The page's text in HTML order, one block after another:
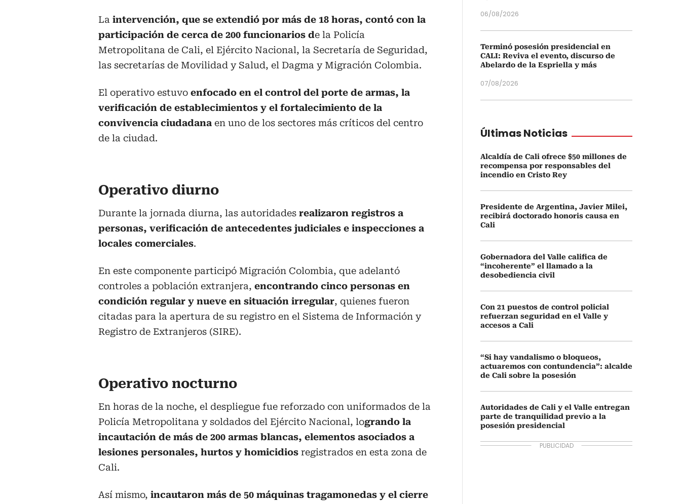
La intervención, que se extendió por más de 18 horas, contó con la
participación de cerca de 200 funcionarios de la Policía
Metropolitana de Cali, el Ejército Nacional, la Secretaría de Seguridad,
las secretarías de Movilidad y Salud, el Dagma y Migración Colombia.
El operativo estuvo enfocado en el control del porte de armas, la
verificación de establecimientos y el fortalecimiento de la
convivencia ciudadana en uno de los sectores más críticos del centro
de la ciudad.
Operativo diurno
Durante la jornada diurna, las autoridades realizaron registros a
personas, verificación de antecedentes judiciales e inspecciones a
locales comerciales.
En este componente participó Migración Colombia, que adelantó
controles a población extranjera, encontrando cinco personas en
condición regular y nueve en situación irregular, quienes fueron
citadas para la apertura de su registro en el Sistema de Información y
Registro de Extranjeros (SIRE).
Operativo nocturno
En horas de la noche, el despliegue fue reforzado con uniformados de la
Policía Metropolitana y soldados del Ejército Nacional, logrando la
incautación de más de 200 armas blancas, elementos asociados a
lesiones personales, hurtos y homicidios registrados en esta zona de
Cali.
Así mismo, incautaron más de 50 máquinas tragamonedas y el cierre
06/08/2026
Terminó posesión presidencial en
CALI: Reviva el evento, discurso de
Abelardo de la Espriella y más
07/08/2026
Últimas Noticias
Alcaldía de Cali ofrece $50 millones de
recompensa por responsables del
incendio en Cristo Rey
Presidente de Argentina, Javier Milei,
recibirá doctorado honoris causa en
Cali
Gobernadora del Valle califica de
“incoherente” el llamado a la
desobediencia civil
Con 21 puestos de control policial
refuerzan seguridad en el Valle y
accesos a Cali
“Si hay vandalismo o bloqueos,
actuaremos con contundencia”: alcalde
de Cali sobre la posesión
Autoridades de Cali y el Valle entregan
parte de tranquilidad previo a la
posesión presidencial